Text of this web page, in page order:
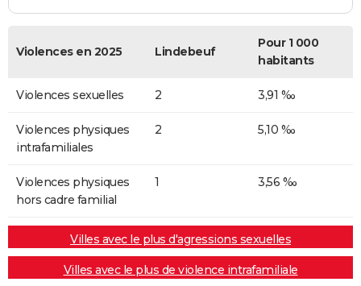
Violences en 2025 Lindebeuf
Pour 1 000
habitants
Violences sexuelles 2 3,91 ‰
Violences physiques
intrafamiliales
2 5,10 ‰
Violences physiques
hors cadre familial
1 3,56 ‰
Villes avec le plus d'agressions sexuelles
Villes avec le plus de violence intrafamiliale